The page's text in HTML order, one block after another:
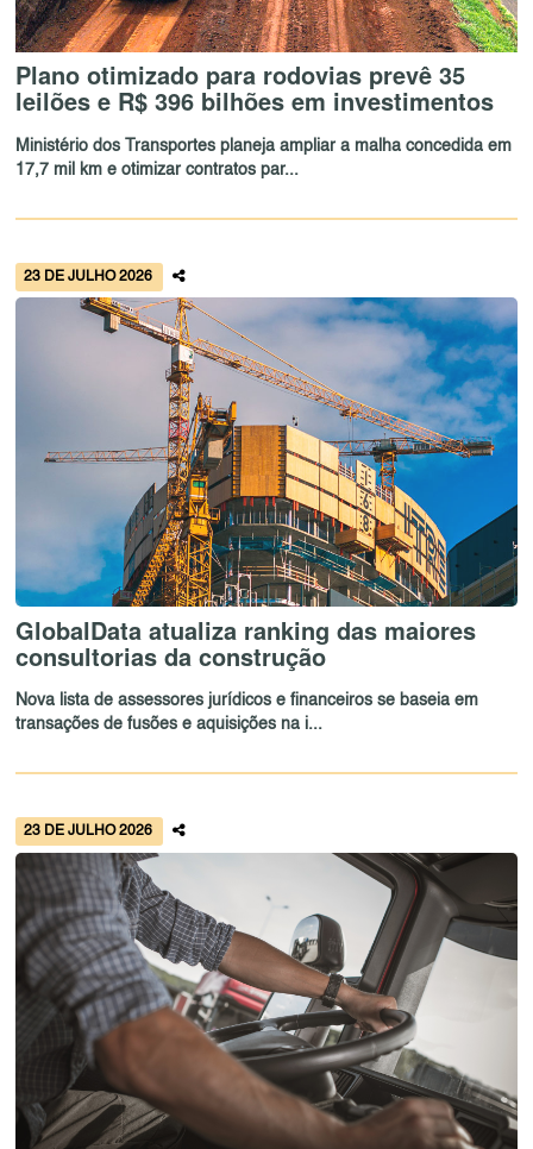
Plano otimizado para rodovias prevê 35
leilões e R$ 396 bilhões em investimentos
Ministério dos Transportes planeja ampliar a malha concedida em
17,7 mil km e otimizar contratos par...
23 DE JULHO 2026
GlobalData atualiza ranking das maiores
consultorias da construção
Nova lista de assessores jurídicos e financeiros se baseia em
transações de fusões e aquisições na i...
23 DE JULHO 2026